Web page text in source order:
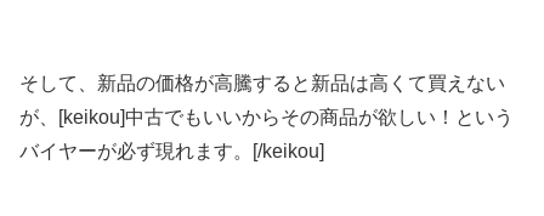
そして、新品の価格が高騰すると新品は高くて買えない
が、[keikou]中古でもいいからその商品が欲しい！という
バイヤーが必ず現れます。[/keikou]